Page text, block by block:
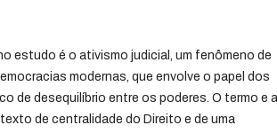
estudo é o ativismo judicial, um fenômeno de
modernas, que envolve o papel dos
de desequilíbrio entre os poderes. O termo e a
de centralidade do Direito e de uma